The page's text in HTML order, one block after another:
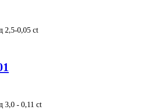
2,5-0,05 ct
3,0 - 0,11 ct